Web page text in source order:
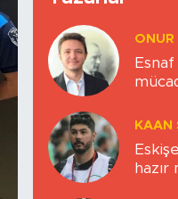
ONUR
KAAN
hazır